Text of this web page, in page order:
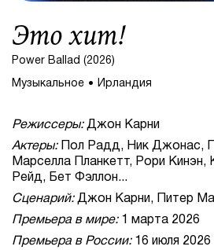
Это хит!
Power Ballad (2026)
Музыкальное Ирландия
Режиссеры:Джон Карни
Актеры:Пол Радд, Ник Джонас,
Марселла Планкетт, Рори Кинэн,
Рейд, Бет Фэллон...
Сценарий:Джон Карни, Питер
Премьера в мире:1 марта 2026
Премьера в России:16 июля 2026